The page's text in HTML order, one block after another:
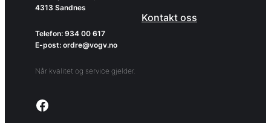
4313 Sandnes
Telefon: 934 00 617
E-post: ordre@vogv.no
Når kvalitet og service gjelder.
Link to facebook page
Kontakt oss